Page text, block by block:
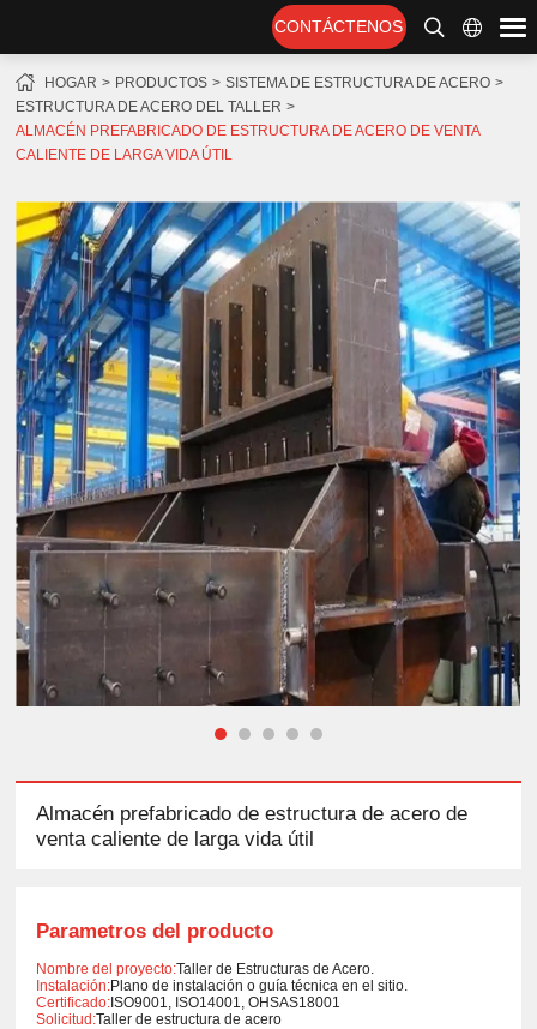
CONTÁCTENOS
HOGAR PRODUCTOS
SISTEMA DE ESTRUCTURA DE ACERO
ESTRUCTURA DE ACERO DEL TALLER
ALMACÉN PREFABRICADO DE ESTRUCTURA DE ACERO DE VENTA
CALIENTE DE LARGA VIDA ÚTIL
Almacén prefabricado de estructura de acero de
venta caliente de larga vida útil
Parametros del producto
Nombre del proyecto:Taller de Estructuras de Acero.
Instalación:Plano de instalación o guía técnica en el sitio.
Certificado:ISO9001, ISO14001, OHSAS18001
Solicitud:Taller de estructura de acero